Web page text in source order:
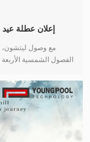
العملاء، تقدمت الشركة
بين فريق ملتزم. إن
والتقدير بعد
2025 في الموقع - وهو
في
الحرفي، يحدد ذروة
آلة التوصيل التلقائي
إعلان عطلة عيد الربيع لعام 2026 من
مع وصول ليتشون،
الفصول الشمسية
الجديد. عند نقطة
التحيات وأصدق الشكر
يشير مصطلح
وانطلاقة جديدة. مع
عطلة عيد الربيع.